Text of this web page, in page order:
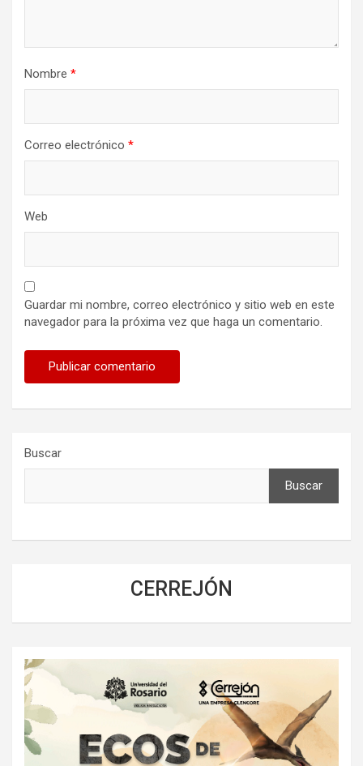
Nombre *
Correo electrónico *
Web
Guardar mi nombre, correo electrónico y sitio web en este
navegador para la próxima vez que haga un comentario.
Buscar
Buscar
CERREJÓN